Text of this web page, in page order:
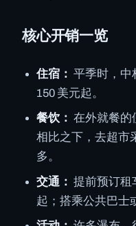
核心开销一览
住宿： 平季时，中
150 美元起。
餐饮： 在外就餐的
相比之下，去超市
多。
交通： 提前预订租
起；搭乘公共巴士